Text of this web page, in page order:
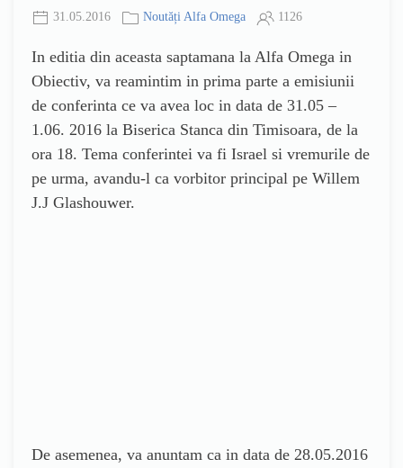
31.05.2016 Noutăți Alfa Omega 1126
In editia din aceasta saptamana la Alfa Omega in
Obiectiv, va reamintim in prima parte a emisiunii
de conferinta ce va avea loc in data de 31.05 –
1.06. 2016 la Biserica Stanca din Timisoara, de la
ora 18. Tema conferintei va fi Israel si vremurile de
pe urma, avandu-l ca vorbitor principal pe Willem
J.J Glashouwer.
De asemenea, va anuntam ca in data de 28.05.2016